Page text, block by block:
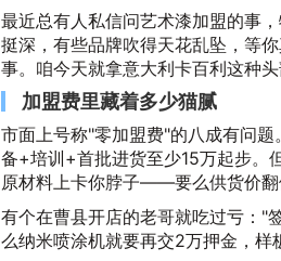
最近总有人私信问艺术漆加盟的事
挺深，有些品牌吹得天花乱坠，等
事。咱今天就拿意大利卡百利这种头
加盟费里藏着多少猫腻
市面上号称"零加盟费"的八成有问
备+培训+首批进货至少15万起步。
原材料上卡你脖子——要么供货价翻
有个在曹县开店的老哥就吃过亏："
么纳米喷涂机就要再交2万押金，样